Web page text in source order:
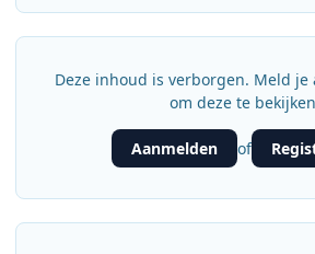
Deze inhoud is verborgen. Meld
om deze te
Aanmelden of